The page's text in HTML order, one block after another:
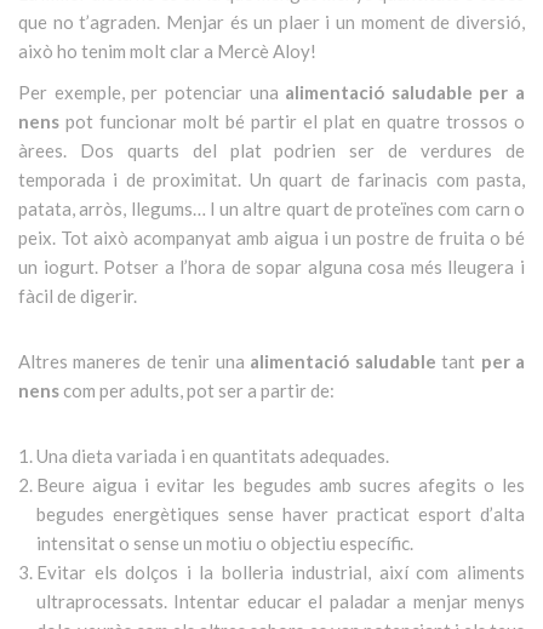
que no t’agraden. Menjar és un plaer i un moment de diversió,
això ho tenim molt clar a Mercè Aloy!
Per exemple, per potenciar una alimentació saludable per a
nens pot funcionar molt bé partir el plat en quatre trossos o
àrees.
Dos quarts del plat podrien ser de verdures de
temporada i de proximitat. Un quart de farinacis com pasta,
patata, arròs, llegums… I un altre quart de proteïnes com carn o
peix. Tot això acompanyat amb aigua i un postre de fruita o bé
un iogurt. Potser a l’hora de sopar alguna cosa més lleugera i
fàcil de digerir.
Altres maneres de tenir una alimentació saludabletant per a
nens com per adults, pot ser a partir de:
Una dieta variada i en quantitats adequades.
Beure aigua i evitar les begudes amb sucres afegits o les
begudes energètiques sense haver practicat esport d’alta
intensitat o sense un motiu o objectiu específic.
Evitar els dolços i la bolleria industrial, així com aliments
ultraprocessats. Intentar educar el paladar a menjar menys